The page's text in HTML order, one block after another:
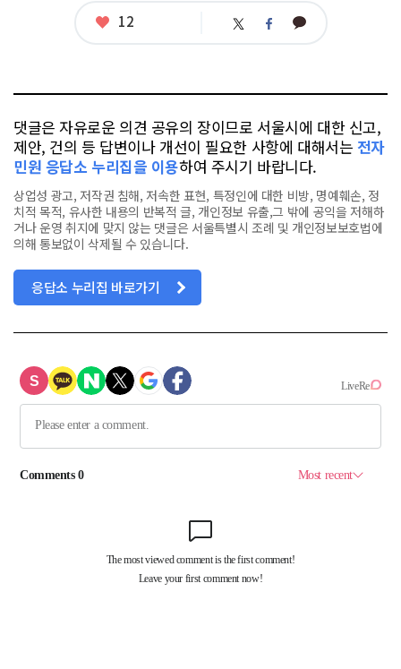
좋
12 트 페 카
댓글은 자유로운 의견 공유의 장이므로 서울시에 대한 신고,
제안, 건의 등 답변이나 개선이 필요한 사항에 대해서는 전자
민원 응답소 누리집을 이용하여 주시기 바랍니다.
상업성 광고, 저작권 침해, 저속한 표현, 특정인에 대한 비방, 명예훼손, 정
치적 목적, 유사한 내용의 반복적 글, 개인정보 유출,그 밖에 공익을 저해하
거나 운영 취지에 맞지 않는 댓글은 서울특별시 조례 및 개인정보보호법에
의해 통보없이 삭제될 수 있습니다.
응답소 누리집 바로가기